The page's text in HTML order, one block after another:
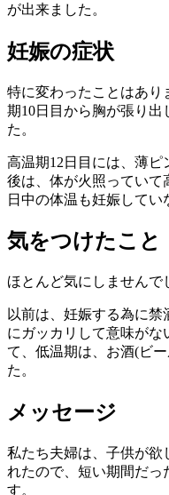
が出来ました。
妊娠の症状
特に変わったことはあり
期10日目から胸が張り
た。
高温期12日目には、薄ピ
後は、体が火照っていて
日中の体温も妊娠してい
気をつけたこと
ほとんど気にしませんで
以前は、妊娠する為に
にガッカリして意味がな
て、低温期は、お酒(ビ
た。
メッセージ
私たち夫婦は、子供が欲
れたので、短い期間だっ
す。